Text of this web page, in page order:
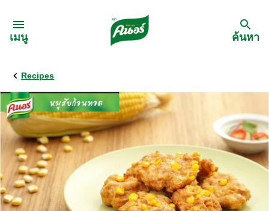
เมนู
กลับ
สูตรอาหาร
เมนูอาหารตามวัตถุดิบ
เมนูอาหารตามประเภทการทำ
ค้นหา
Recipes